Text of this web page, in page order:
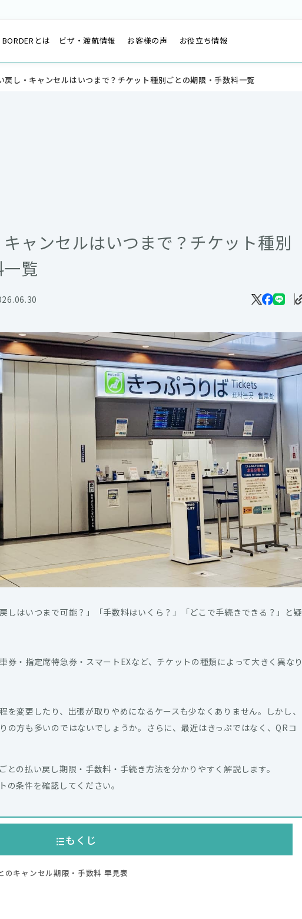
BORDERとは ビザ・渡航情報 お客様の声 お役立ち情報
戻し・キャンセルはいつまで？チケット種別ごとの期限・手数料一覧
ャンセルはいつまで？チケット種別
覧
しはいつまで可能？」「手数料はいくら？」「どこで手続きできる？」と疑
券・指定席特急券・スマートEXなど、チケットの種類によって大きく異なり
を変更したり、出張が取りやめになるケースも少なくありません。しかし、
の方も多いのではないでしょうか。さらに、最近はきっぷではなく、QRコ
との払い戻し期限・手数料・手続き方法を分かりやすく解説します。
条件を確認してください。
もくじ
のキャンセル期限・手数料 早見表